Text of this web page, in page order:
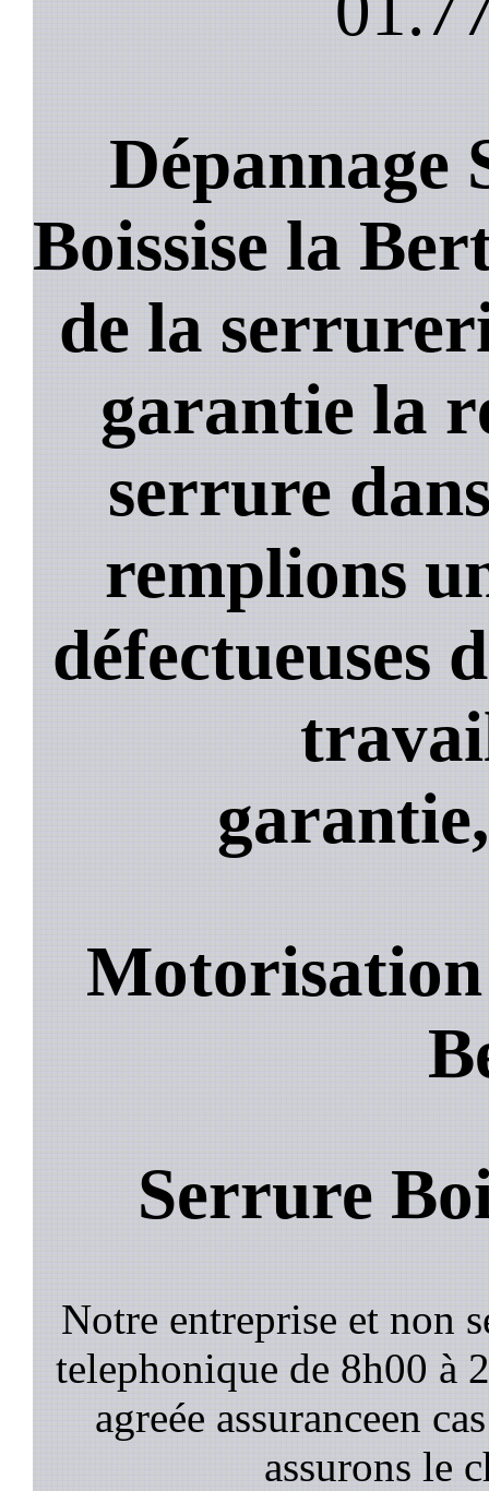
Dépannage
Boissise la
de la
garantie la
serrure
remplions
défectueuses
garantie,
Motorisation
Serrure
Notre entreprise et non
telephonique de 8h00 à
agreée assuranceen
assurons le